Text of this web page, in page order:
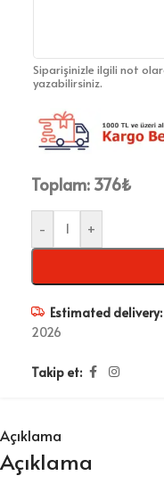
Siparişinizle ilgili not
yazabilirsiniz.
Toplam: 376₺
- +
Estimated delivery:
2026
Takip et:
Açıklama
Açıklama